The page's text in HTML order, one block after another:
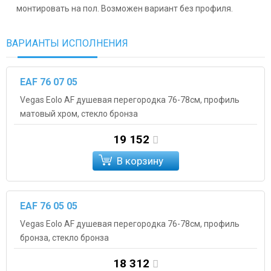
монтировать на пол. Возможен вариант без профиля.
ВАРИАНТЫ ИСПОЛНЕНИЯ
EAF 76 07 05
Vegas Eolo AF душевая перегородка 76-78см, профиль
матовый хром, стекло бронза
19 152
В корзину
EAF 76 05 05
Vegas Eolo AF душевая перегородка 76-78см, профиль
бронза, стекло бронза
18 312